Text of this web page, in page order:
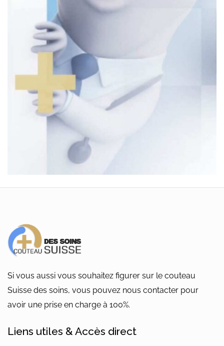
Si vous aussi vous souhaitez figurer sur le couteau
Suisse des soins, vous pouvez nous contacter pour
avoir une prise en charge à 100%.
Liens utiles & Accès direct